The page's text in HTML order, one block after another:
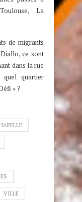
La
de migrants
ce sont
dans la rue
quartier
» ?
VILLE